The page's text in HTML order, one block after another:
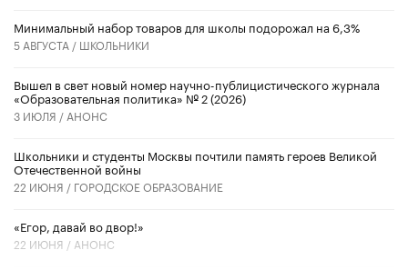
Минимальный набор товаров для школы подорожал на 6,3%
5 АВГУСТА / ШКОЛЬНИКИ
Вышел в свет новый номер научно-публицистического журнала
«Образовательная политика» № 2 (2026)
3 ИЮЛЯ / АНОНС
Школьники и студенты Москвы почтили память героев Великой
Отечественной войны
22 ИЮНЯ / ГОРОДСКОЕ ОБРАЗОВАНИЕ
«Егор, давай во двор!»
22 ИЮНЯ / АНОНС